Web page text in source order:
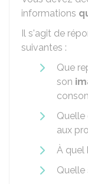
informations
Il s'agit de
suivantes :
Que
son
Quelle
aux
À quel
Quelle